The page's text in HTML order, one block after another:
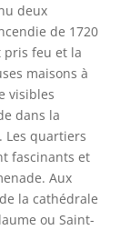
deux
de 1720
pris feu et la
maisons à
visibles
dans la
quartiers
fascinants et
Aux
la cathédrale
ou Saint-